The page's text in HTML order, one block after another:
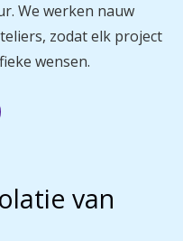
We werken nauw
zodat elk project
wensen.
van